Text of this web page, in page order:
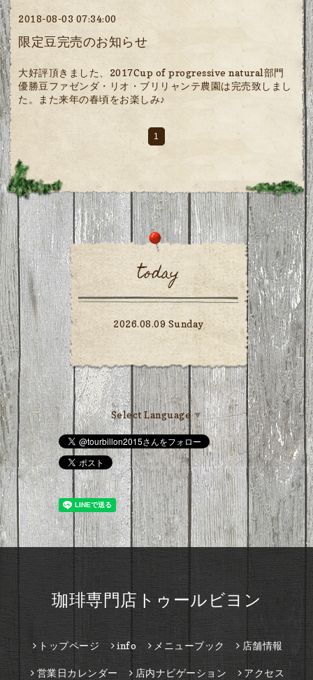
2018-08-03 07:34:00
限定豆完売のお知らせ
大好評頂きました、2017Cup of progressive natural部門
優勝豆ファゼンダ・リオ・ブリリャンテ農園は完売致しまし
た。また来年の春頃をお楽しみ♪
1
today
2026.08.09 Sunday
Select Language ▼
珈琲専門店トゥールビヨン
トップページ info メニューブック 店舗情報
営業日カレンダー 店内ナビゲーション アクセス